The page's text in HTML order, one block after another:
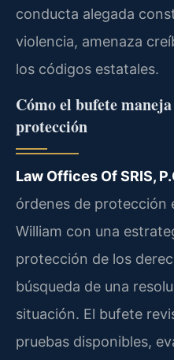
conducta alegada
violencia, amenaza
los códigos estatales.
Cómo el bufete
protección
Law Offices Of SRIS,
órdenes de protección
William con una
protección de los
búsqueda de una
situación. El bufete
pruebas disponibles,